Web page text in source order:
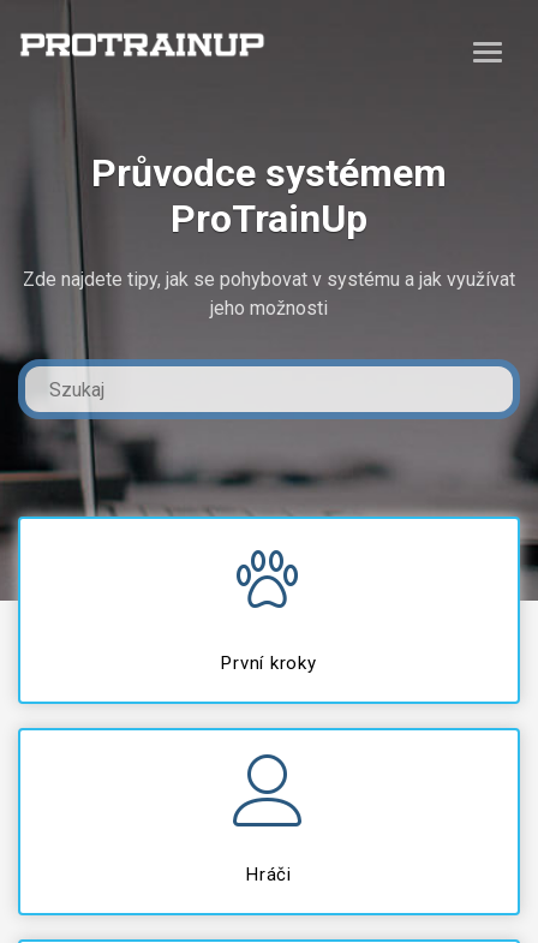
Průvodce systémem
ProTrainUp
Zde najdete tipy, jak se pohybovat v systému a jak využívat
jeho možnosti
První kroky
Hráči